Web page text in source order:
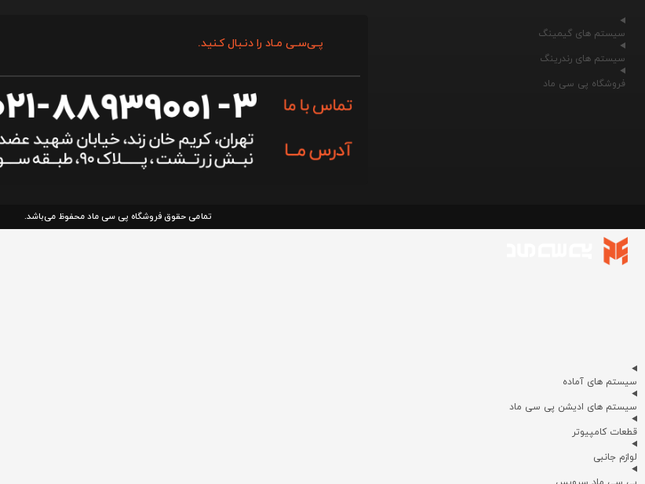
سیستم های گیمینگ
سیستم های رندرینگ
فروشگاه پی سی ماد
پـی‌سـی مـاد را دنـبال کـنید.
تمامی حقوق فروشگاه پی سی ماد محفوظ می‌باشد.
سیستم های آماده
سیستم های ادیشن پی سی ماد
قطعات کامپیوتر
لوازم جانبی